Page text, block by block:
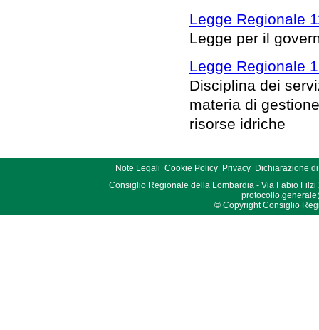
Legge Regionale
Legge per il
Legge Regionale
Disciplina dei
materia di
risorse idriche
Note Legali Cookie Policy Privacy
Dichiarazione
Consiglio Regionale della Lombardia - Via Fabio Filzi
© Copyright Consiglio